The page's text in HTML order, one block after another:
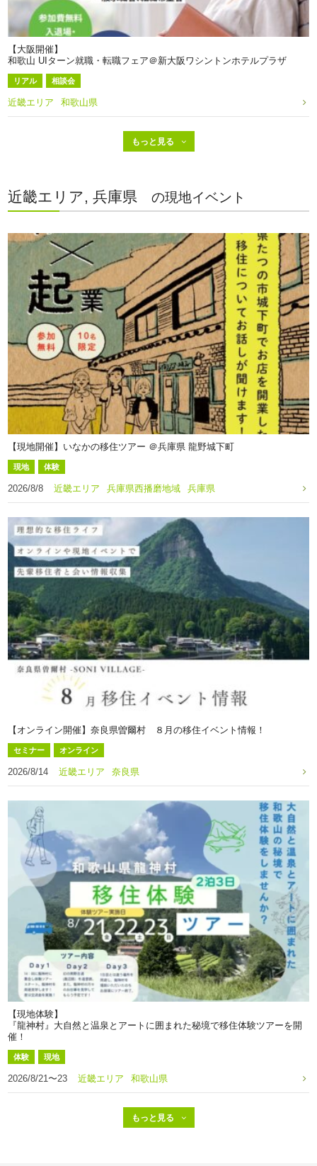
【大阪開催】
和歌山 UIターン就職・転職フェア＠新大阪ワシントンホテルプラザ
リアル 相談会
近畿エリア 和歌山県
近畿エリア, 兵庫県 の現地イベント
【現地開催】いなかの移住ツアー ＠兵庫県 龍野城下町
現地 体験
2026/8/8 近畿エリア 兵庫県西播磨地域 兵庫県
【オンライン開催】奈良県曽爾村 ８月の移住イベント情報！
セミナー オンライン
2026/8/14 近畿エリア 奈良県
【現地体験】
『龍神村』大自然と温泉とアートに囲まれた秘境で移住体験ツアーを開
催！
体験 現地
2026/8/21〜23 近畿エリア 和歌山県